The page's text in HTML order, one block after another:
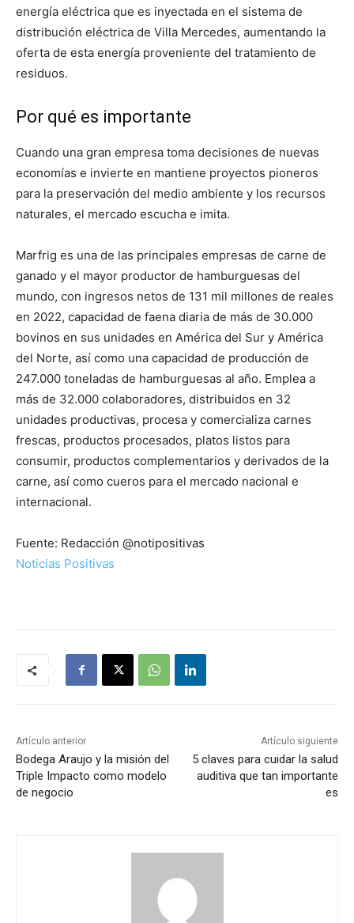
energía eléctrica que es inyectada en el sistema de
distribución eléctrica de Villa Mercedes, aumentando la
oferta de esta energía proveniente del tratamiento de
residuos.
Por qué es importante
Cuando una gran empresa toma decisiones de nuevas
economías e invierte en mantiene proyectos pioneros
para la preservación del medio ambiente y los recursos
naturales, el mercado escucha e imita.
Marfrig es una de las principales empresas de carne de
ganado y el mayor productor de hamburguesas del
mundo, con ingresos netos de 131 mil millones de reales
en 2022, capacidad de faena diaria de más de 30.000
bovinos en sus unidades en América del Sur y América
del Norte, así como una capacidad de producción de
247.000 toneladas de hamburguesas al año. Emplea a
más de 32.000 colaboradores, distribuidos en 32
unidades productivas, procesa y comercializa carnes
frescas, productos procesados, platos listos para
consumir, productos complementarios y derivados de la
carne, así como cueros para el mercado nacional e
internacional.
Fuente: Redacción @notipositivas
Noticias Positivas
Artículo anterior
Bodega Araujo y la misión del
Triple Impacto como modelo
de negocio
Artículo siguiente
5 claves para cuidar la salud
auditiva que tan importante
es